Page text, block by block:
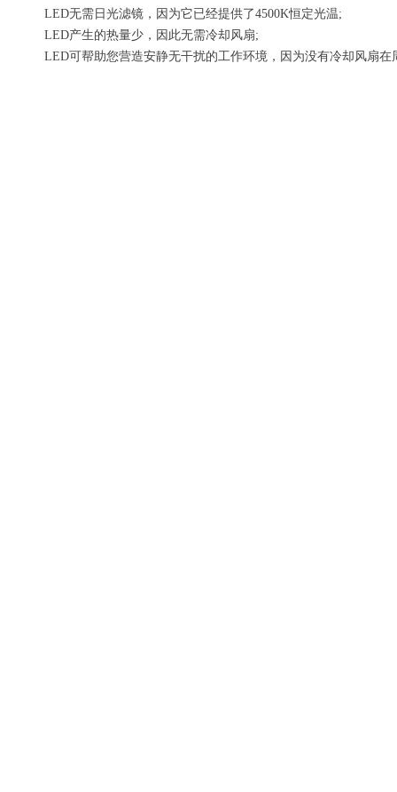
LED无需日光滤镜，因为它已经提供了4500K恒定光温;
LED产生的热量少，因此无需冷却风扇;
LED可帮助您营造安静无干扰的工作环境，因为没有冷却风扇在